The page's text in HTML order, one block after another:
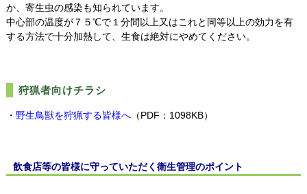
か、寄生虫の感染も知られています。
中心部の温度が７５℃で１分間以上又はこれと同等以上の効力を有
する方法で十分加熱して、生食は絶対にやめてください。
狩猟者向けチラシ
・ 野生鳥獣を狩猟する皆様へ（PDF：1098KB）
飲食店等の皆様に守っていただく衛生管理のポイント